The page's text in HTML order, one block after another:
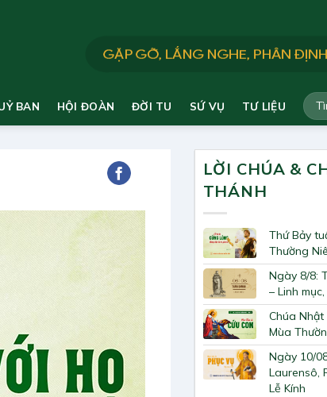
BAN HỘI ĐOÀN ĐỜI TU SỨ VỤ TƯ LIỆU
LỜI CHÚA &
THÁNH
Thứ Bảy
Thường
Ngày 8/8:
– Linh
Chúa Nhật
Mùa
Ngày 10/
Laurensô,
Lễ Kính